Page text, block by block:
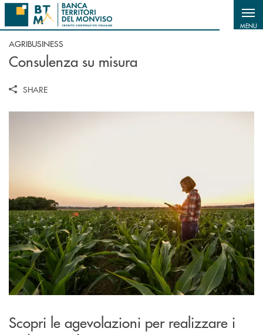
Salta al contenuto principale
MENU
AGRIBUSINESS
Consulenza su misura
SHARE
Scopri le agevolazioni per realizzare i